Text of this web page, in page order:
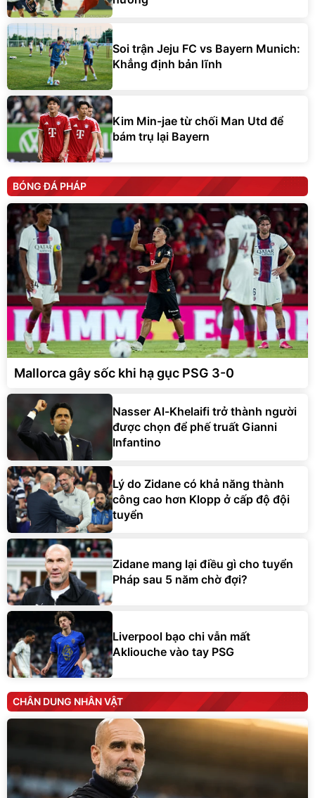
Soi trận Jeju FC vs Bayern Munich:
Khẳng định bản lĩnh
Kim Min-jae từ chối Man Utd để
bám trụ lại Bayern
BÓNG ĐÁ PHÁP
Mallorca gây sốc khi hạ gục PSG 3-0
Nasser Al-Khelaifi trở thành người
được chọn để phế truất Gianni
Infantino
Lý do Zidane có khả năng thành
công cao hơn Klopp ở cấp độ đội
tuyển
Zidane mang lại điều gì cho tuyển
Pháp sau 5 năm chờ đợi?
Liverpool bạo chi vẫn mất
Akliouche vào tay PSG
CHÂN DUNG NHÂN VẬT